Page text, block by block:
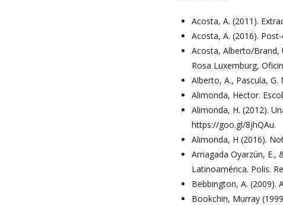
Acosta, A. (2011).
Acosta, A. (2016).
Acosta, Alberto/Brand,
Rosa Luxemburg,
Alberto, A., Pascula,
Alimonda, Hector.
Alimonda, H. (2012).
https://goo.gl/8jhQAu.
Alimonda, H (2016).
Arriagada Oyarzún, E.,
Latinoamérica. Polis.
Bebbington, A. (2009).
Bookchin, Murray